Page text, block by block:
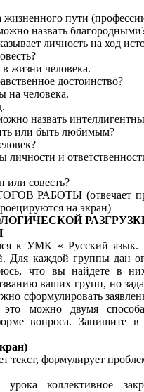
пути
назвать
личность на ход
в жизни человека.
достоинство?
на человека.
назвать
или быть любимым?
личности и
или совесть?
РАБОТЫ (отвечает
на экран)
к УМК « Русский язык.
каждой группы дан
что вы найдете в
ваших групп, но
сформулировать
это можно двумя
вопроса. Запишите в
текст, формулирует
коллективное